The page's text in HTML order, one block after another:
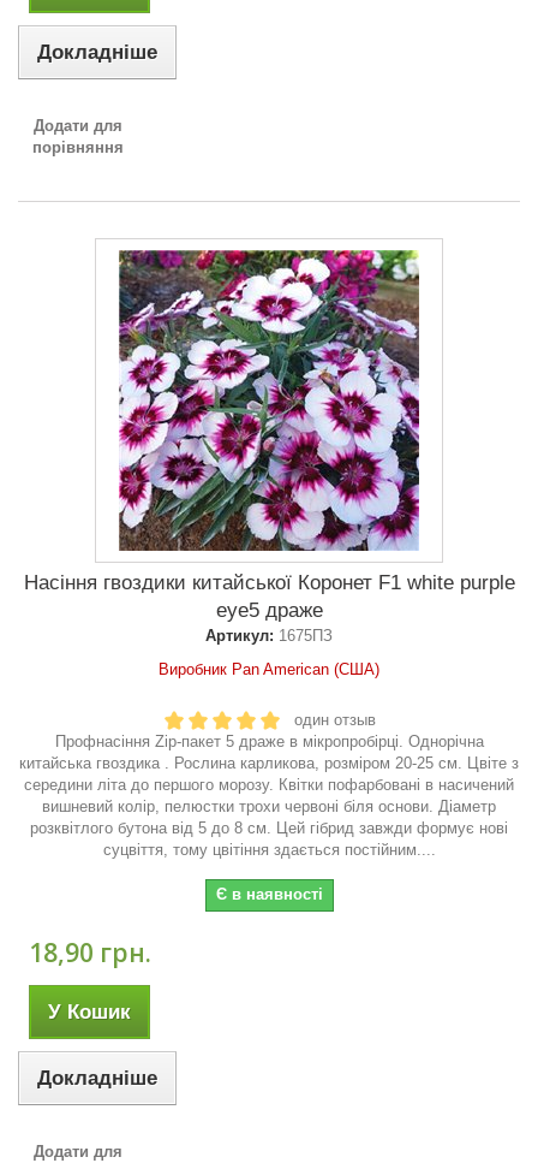
Докладніше
Додати для
порівняння
Насіння гвоздики китайської Коронет F1 white purple
eye5 драже
Артикул: 1675ПЗ
Виробник Pan American (США)
один отзыв
Профнасіння Zip-пакет 5 драже в мікропробірці. Однорічна
китайська гвоздика . Рослина карликова, розміром 20-25 см. Цвіте з
середини літа до першого морозу. Квітки пофарбовані в насичений
вишневий колір, пелюстки трохи червоні біля основи. Діаметр
розквітлого бутона від 5 до 8 см. Цей гібрид завжди формує нові
суцвіття, тому цвітіння здається постійним....
Є в наявності
18,90 грн.
У Кошик
Докладніше
Додати для